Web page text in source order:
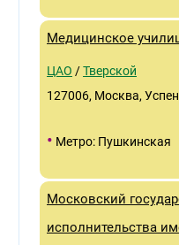
Медицинское
ЦАО /Тверской
127006, Москва,
• Метро: Пушкинская
Московский
исполнительства